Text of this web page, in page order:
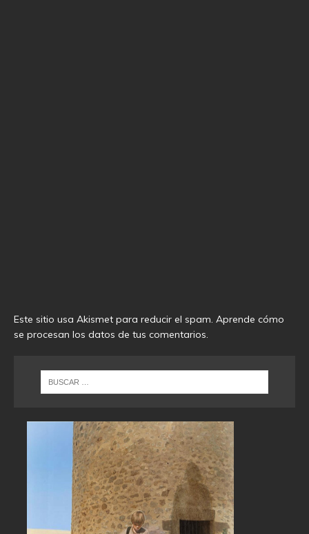
Este sitio usa Akismet para reducir el spam. Aprende cómo
se procesan los datos de tus comentarios.